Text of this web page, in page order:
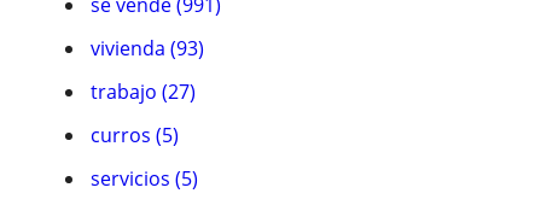
vivienda (93)
trabajo (27)
curros (5)
servicios (5)